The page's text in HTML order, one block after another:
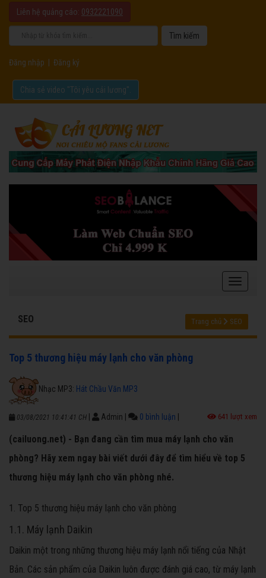
Liên hệ quảng cáo: 0932221090
Đăng nhập Đăng ký
Chia sẻ video "Tôi yêu cải lương".
SEO Trang chủ SEO
Top 5 thương hiệu máy lạnh cho văn phòng
Nhạc MP3: Hát Chầu Văn MP3
03/08/2021 10:41:41 CH Admin 0 bình luận 641 lượt xem
(cailuong.net) - Bạn đang cần tìm mua máy lạnh cho văn
phòng? Hãy xem ngay bài viết dưới đây để tìm hiểu về top 5
thương hiệu máy lạnh cho văn phòng nhé.
1. Top 5 thương hiệu máy lạnh cho văn phòng
1.1. Máy lạnh Daikin
Daikin một trong những thương hiệu máy lạnh nổi tiếng của Nhật
Bản. Các sản phẩm của Daikin luôn được đánh giá cao, từ máy lạnh